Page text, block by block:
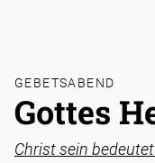
GEBETSABEND
Gottes
Christ sein